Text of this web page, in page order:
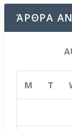
ΆΡΘΡΑ
M T